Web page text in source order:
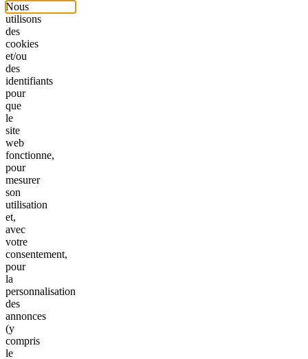
Nous
utilisons
des
cookies
et/ou
des
identifiants
pour
que
le
site
web
fonctionne,
pour
mesurer
son
utilisation
et,
avec
votre
consentement,
pour
la
personnalisation
des
annonces
(y
compris
le